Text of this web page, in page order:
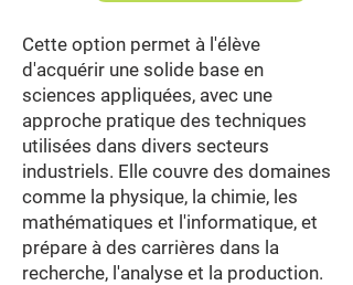
Cette option permet à l'élève
d'acquérir une solide base en
sciences appliquées, avec une
approche pratique des techniques
utilisées dans divers secteurs
industriels. Elle couvre des domaines
comme la physique, la chimie, les
mathématiques et l'informatique, et
prépare à des carrières dans la
recherche, l'analyse et la production.